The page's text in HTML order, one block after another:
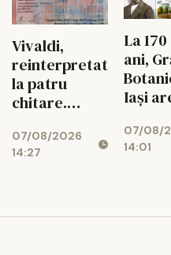
Vivaldi,
reinterpretat
la patru
chitare.
Palatul
Culturii
07/08/2026
14:27
La
ani,
Iași
timbru
07/08/
14:01